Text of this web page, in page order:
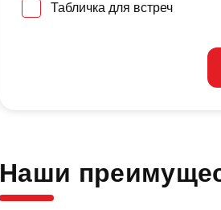
Табличка для встреч
Наши